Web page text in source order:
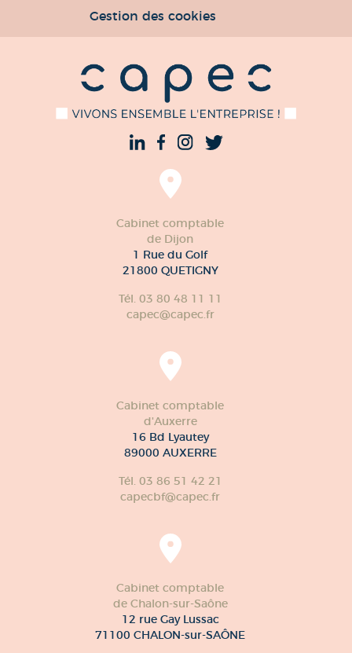
Gestion des cookies
Cabinet comptable
de Dijon
1 Rue du Golf
21800 QUETIGNY
Tél. 03 80 48 11 11
capec@capec.fr
Cabinet comptable
d'Auxerre
16 Bd Lyautey
89000 AUXERRE
Tél. 03 86 51 42 21
capecbf@capec.fr
Cabinet comptable
de Chalon-sur-Saône
12 rue Gay Lussac
71100 CHALON-sur-SAÔNE